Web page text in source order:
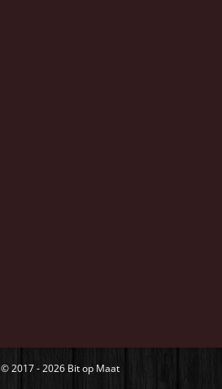
© 2017 - 2026 Bit op Maat